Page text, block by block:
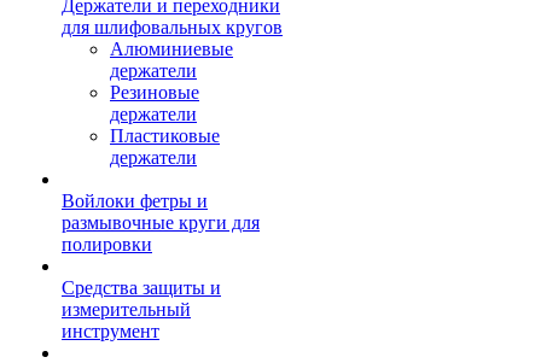
Держатели и переходники
для шлифовальных кругов
Алюминиевые
держатели
Резиновые
держатели
Пластиковые
держатели
Войлоки фетры и
размывочные круги для
полировки
Средства защиты и
измерительный
инструмент